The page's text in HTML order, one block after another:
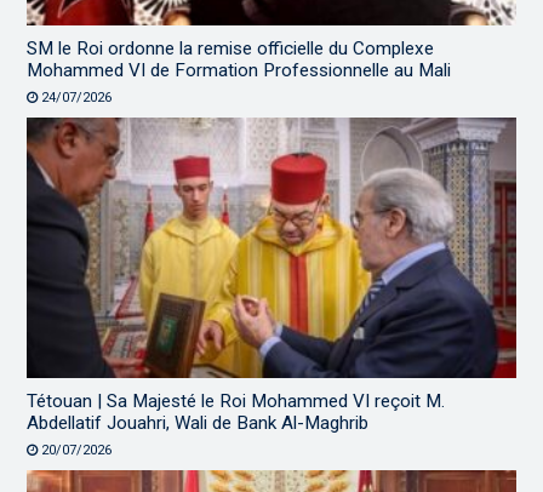
SM le Roi ordonne la remise officielle du Complexe
Mohammed VI de Formation Professionnelle au Mali
24/07/2026
Tétouan | Sa Majesté le Roi Mohammed VI reçoit M.
Abdellatif Jouahri, Wali de Bank Al-Maghrib
20/07/2026